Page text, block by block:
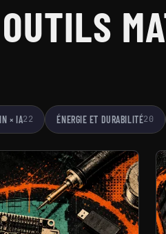
× IA22 ÉNERGIE ET DURABILITÉ20